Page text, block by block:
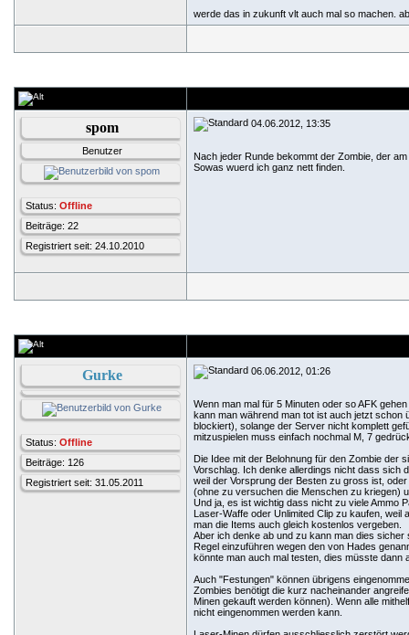
werde das in zukunft vlt auch mal so machen.
spom
Benutzer
Status: Offline
Beiträge: 22
Registriert seit: 24.10.2010
04.06.2012, 13:35
Nach jeder Runde bekommt der Zombie, der
Sowas wuerd ich ganz nett finden.
Gurke
Status: Offline
Beiträge: 126
Registriert seit: 31.05.2011
06.06.2012, 01:26
Wenn man mal für 5 Minuten oder so AFK
kann man während man tot ist auch jetzt schon
blockiert), solange der Server nicht komplett
mitzuspielen muss einfach nochmal M, 7
Die Idee mit der Belohnung für den Zombie der
Vorschlag. Ich denke allerdings nicht dass sich
weil der Vorsprung der Besten zu gross ist,
(ohne zu versuchen die Menschen zu kriegen)
Und ja, es ist wichtig dass nicht zu viele Ammo
Laser-Waffe oder Unlimited Clip zu kaufen,
man die Items auch gleich kostenlos vergeben.
Aber ich denke ab und zu kann man dies
Regel einzuführen wegen den von Hades
könnte man auch mal testen, dies müsste dann
Auch "Festungen" können übrigens
Zombies benötigt die kurz nacheinander
Minen gekauft werden können). Wenn alle
nicht eingenommen werden kann.